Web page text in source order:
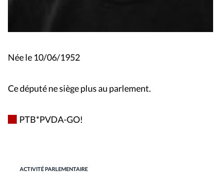
Née le 10/06/1952
Ce député ne siège plus au parlement.
PTB*PVDA-GO!
ACTIVITÉ PARLEMENTAIRE